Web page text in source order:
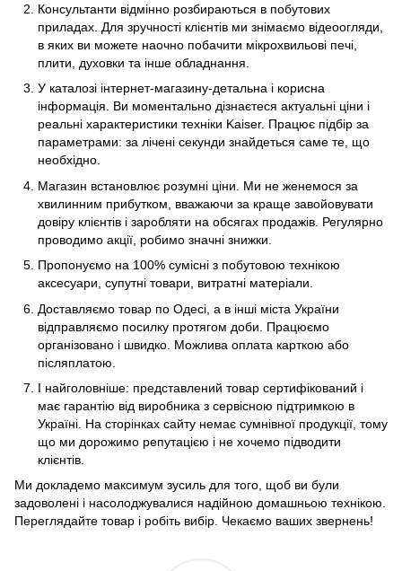
Консультанти відмінно розбираються в побутових
приладах. Для зручності клієнтів ми знімаємо відеоогляди,
в яких ви можете наочно побачити мікрохвильові печі,
плити, духовки та інше обладнання.
У каталозі інтернет-магазину-детальна і корисна
інформація. Ви моментально дізнаєтеся актуальні ціни і
реальні характеристики техніки Kaiser. Працює підбір за
параметрами: за лічені секунди знайдеться саме те, що
необхідно.
Магазин встановлює розумні ціни. Ми не женемося за
хвилинним прибутком, вважаючи за краще завойовувати
довіру клієнтів і заробляти на обсягах продажів. Регулярно
проводимо акції, робимо значні знижки.
Пропонуємо на 100% сумісні з побутовою технікою
аксесуари, супутні товари, витратні матеріали.
Доставляємо товар по Одесі, а в інші міста України
відправляємо посилку протягом доби. Працюємо
організовано і швидко. Можлива оплата карткою або
післяплатою.
І найголовніше: представлений товар сертифікований і
має гарантію від виробника з сервісною підтримкою в
Україні. На сторінках сайту немає сумнівної продукції, тому
що ми дорожимо репутацією і не хочемо підводити
клієнтів.
Ми докладемо максимум зусиль для того, щоб ви були
задоволені і насолоджувалися надійною домашньою технікою.
Переглядайте товар і робіть вибір. Чекаємо ваших звернень!